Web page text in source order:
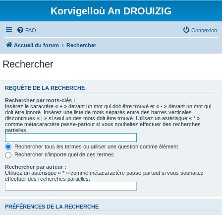
Korvigelloù An DROUIZIG
FAQ Connexion
Accueil du forum Rechercher
Rechercher
REQUÊTE DE LA RECHERCHE
Rechercher par mots-clés :
Insérez le caractère « + » devant un mot qui doit être trouvé et « - » devant un mot qui
doit être ignoré. Insérez une liste de mots séparés entre des barres verticales
discontinues « | » si seul un des mots doit être trouvé. Utilisez un astérisque « * »
comme métacaractère passe-partout si vous souhaitez effectuer des recherches
partielles.
Rechercher tous les termes ou utiliser une question comme élément
Rechercher n’importe quel de ces termes
Rechercher par auteur :
Utilisez un astérisque « * » comme métacaractère passe-partout si vous souhaitez
effectuer des recherches partielles.
PRÉFÉRENCES DE LA RECHERCHE